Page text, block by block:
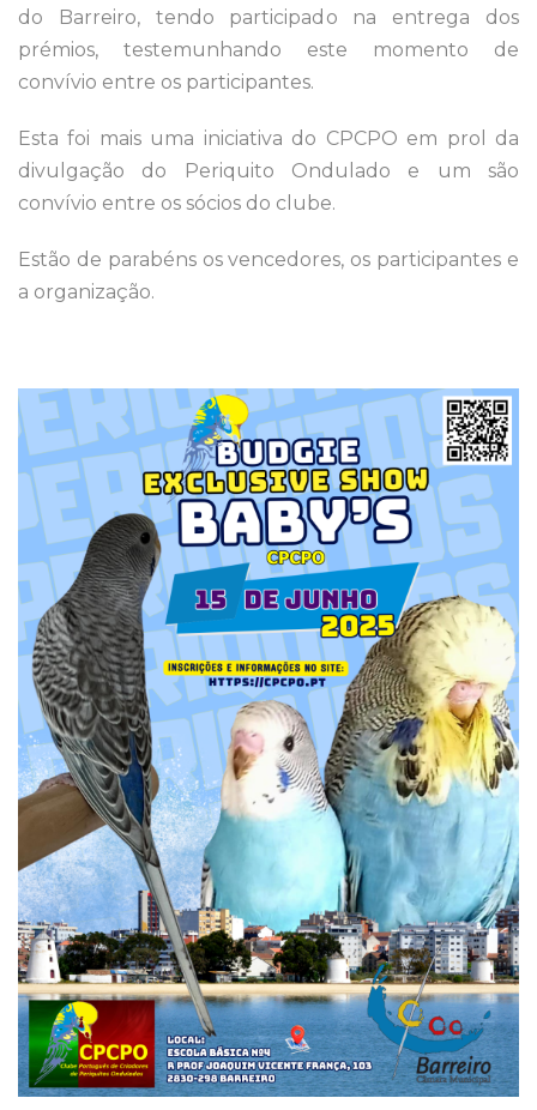
do Barreiro, tendo participado na entrega dos
prémios, testemunhando este momento de
convívio entre os participantes.
Esta foi mais uma iniciativa do CPCPO em prol da
divulgação do Periquito Ondulado e um são
convívio entre os sócios do clube.
Estão de parabéns os vencedores, os participantes e
a organização.